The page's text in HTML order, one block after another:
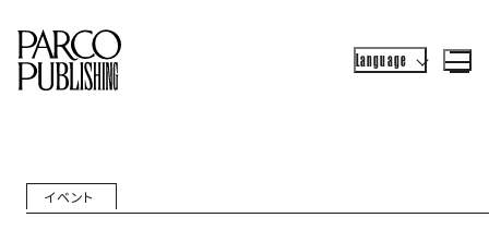
Language
イベント